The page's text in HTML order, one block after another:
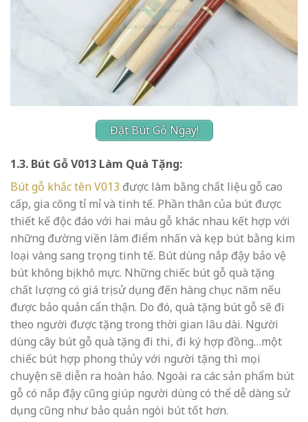
Đặt Bút Gỗ Ngay!
1.3. Bút Gỗ V013 Làm Quà Tặng:
Bút gỗ khắc tên V013 được làm bằng chất liệu gỗ cao
cấp, gia công tỉ mỉ và tinh tế. Phần thân của bút được
thiết kế độc đáo với hai màu gỗ khác nhau kết hợp với
những đường viền làm điểm nhấn và kẹp bút bằng kim
loại vàng sang trọng tinh tế. Bút dùng nắp đậy bảo vệ
bút không bị khô mực. Những chiếc bút gỗ quà tặng
chất lượng có giá trị sử dụng đến hàng chục năm nếu
được bảo quản cẩn thận. Do đó, quà tặng bút gỗ sẽ đi
theo người được tặng trong thời gian lâu dài. Người
dùng cây bút gỗ quà tặng đi thi, đi ký hợp đồng…một
chiếc bút hợp phong thủy với người tặng thì mọi
chuyện sẽ diễn ra hoàn hảo. Ngoài ra các sản phẩm bút
gỗ có nắp đậy cũng giúp người dùng có thể dễ dàng sử
dụng cũng như bảo quản ngòi bút tốt hơn.